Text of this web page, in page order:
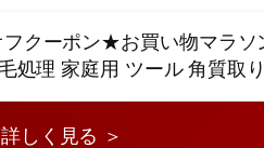
詳しく見る ＞